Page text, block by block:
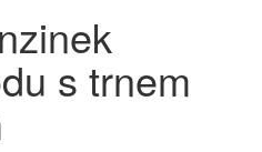
s trnem